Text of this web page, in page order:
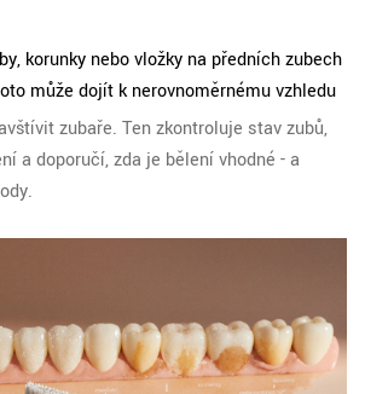
korunky nebo vložky na předních zubech
může dojít k nerovnoměrnému vzhledu
zubaře. Ten zkontroluje stav zubů,
a doporučí, zda je bělení vhodné - a